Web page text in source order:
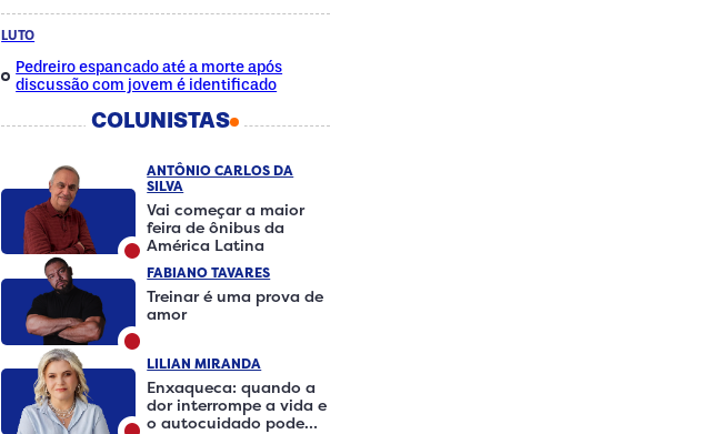
LUTO
Pedreiro espancado até a morte após
discussão com jovem é identificado
COLUNISTAS
ANTÔNIO CARLOS DA
SILVA
Vai começar a maior
feira de ônibus da
América Latina
FABIANO TAVARES
Treinar é uma prova de
amor
LILIAN MIRANDA
Enxaqueca: quando a
dor interrompe a vida e
o autocuidado pode